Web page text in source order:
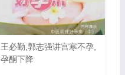
王必勤,郭志强讲宫寒不孕,
孕酮下降